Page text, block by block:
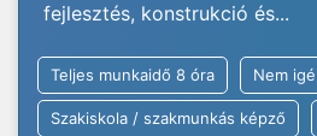
fejlesztés, konstrukció és...
Teljes munkaidő 8 óra Nem
Szakiskola / szakmunkás képző